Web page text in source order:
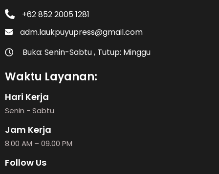
+62 852 2005 1281
adm.laukpuyupress@gmail.com
Buka: Senin-Sabtu , Tutup: Minggu
Waktu Layanan:
Hari Kerja
Senin - Sabtu
Jam Kerja
8.00 AM – 09.00 PM
Follow Us